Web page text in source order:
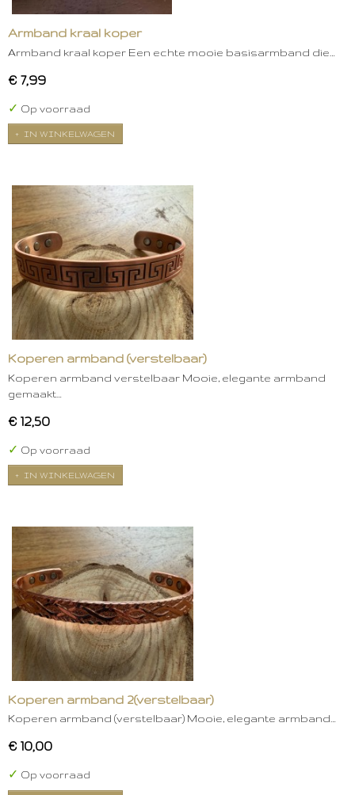
Armband kraal koper
Armband kraal koper Een echte mooie basisarmband die…
€ 7,99
✓ Op voorraad
IN WINKELWAGEN
Koperen armband (verstelbaar)
Koperen armband verstelbaar Mooie, elegante armband
gemaakt…
€ 12,50
✓ Op voorraad
IN WINKELWAGEN
Koperen armband 2(verstelbaar)
Koperen armband (verstelbaar) Mooie, elegante armband…
€ 10,00
✓ Op voorraad